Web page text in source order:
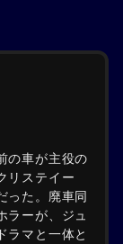
の車が主役の
リステイー
った。廃車同
ラーが、ジュ
ラマと一体と